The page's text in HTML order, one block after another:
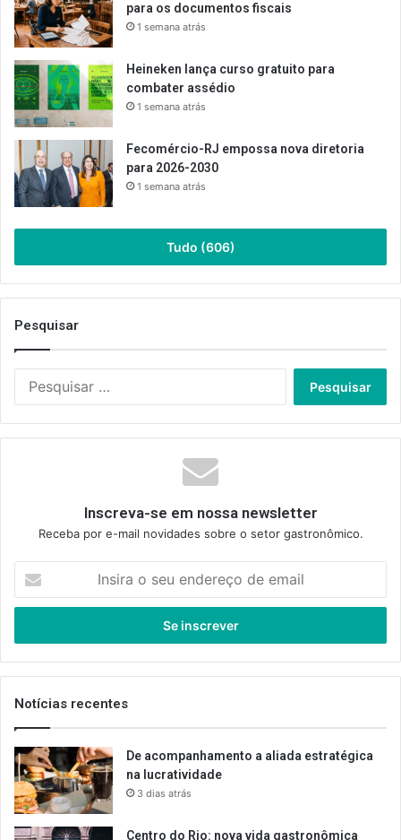
para os documentos fiscais
1 semana atrás
Heineken lança curso gratuito para
combater assédio
1 semana atrás
Fecomércio-RJ empossa nova diretoria
para 2026-2030
1 semana atrás
Tudo (606)
Pesquisar
Inscreva-se em nossa newsletter
Receba por e-mail novidades sobre o setor gastronômico.
seu
de
email
Notícias recentes
De acompanhamento a aliada estratégica
na lucratividade
3 dias atrás
Centro do Rio: nova vida gastronômica